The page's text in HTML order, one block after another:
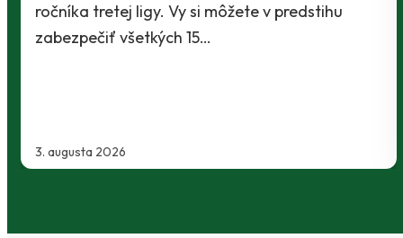
3. augusta 2026
ročníka tretej ligy. Vy si môžete v predstihu
zabezpečiť všetkých 15…